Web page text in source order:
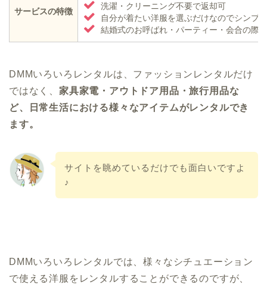
サービスの特徴
洗濯・クリーニング不要で返却可
自分が着たい洋服を選ぶだけなのでシンプ
結婚式のお呼ばれ・パーティー・会合の際
DMMいろいろレンタルは、ファッションレンタルだけ
ではなく、 家具家電・アウトドア用品・旅行用品な
ど、日常生活における様々なアイテムがレンタルでき
ます。
サイトを眺めているだけでも面白いですよ
♪
DMMいろいろレンタルでは、様々なシチュエーション
で使える洋服をレンタルすることができるのですが、